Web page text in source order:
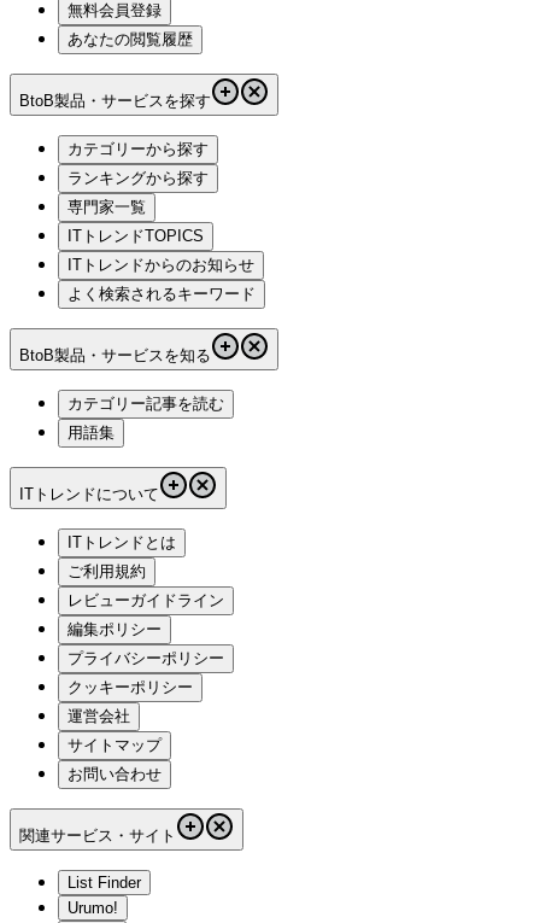
無料会員登録
あなたの閲覧履歴
BtoB製品・サービスを探す
カテゴリーから探す
ランキングから探す
専門家一覧
ITトレンドTOPICS
ITトレンドからのお知らせ
よく検索されるキーワード
BtoB製品・サービスを知る
カテゴリー記事を読む
用語集
ITトレンドについて
ITトレンドとは
ご利用規約
レビューガイドライン
編集ポリシー
プライバシーポリシー
クッキーポリシー
運営会社
サイトマップ
お問い合わせ
関連サービス・サイト
List Finder
Urumo!